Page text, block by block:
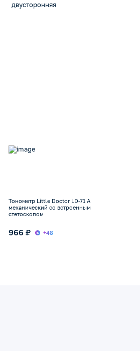
двусторонняя
Тонометр Little Doctor LD-71 A
механический со встроенным
стетоскопом
966 ₽ +48